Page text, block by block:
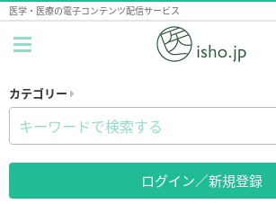
医学・医療の電子コンテンツ配信サービス
カテゴリー
ログイン／新規登録